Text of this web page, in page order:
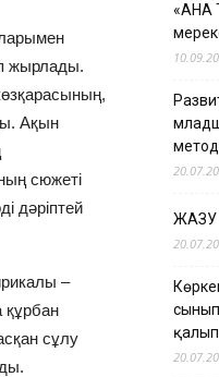
жырлады.
Ақын
сюжеті
дәріптей
–
құрбан
сұлу
«АНА
ЖАЗУ